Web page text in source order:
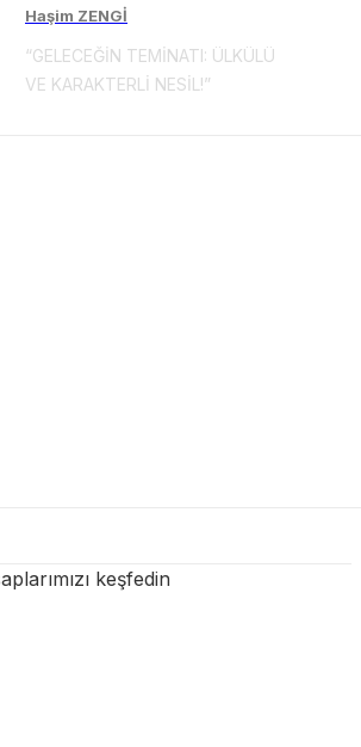
Haşim ZENGİ
“GELECEĞİN TEMİNATI: ÜLKÜLÜ
VE KARAKTERLİ NESİL!”
keşfedin